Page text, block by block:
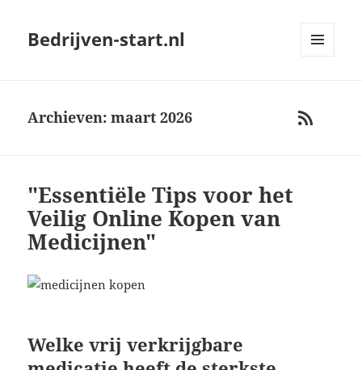
Bedrijven-start.nl
RSS
Archieven: maart 2026
"Essentiële Tips voor het
Veilig Online Kopen van
Medicijnen"
Welke vrij verkrijgbare